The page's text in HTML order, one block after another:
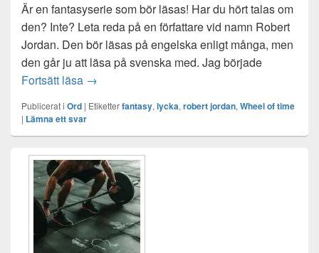
Är en fantasyserie som bör läsas! Har du hört talas om
den? Inte? Leta reda på en författare vid namn Robert
Jordan. Den bör läsas på engelska enligt många, men
den går ju att läsa på svenska med. Jag började
Fortsätt läsa Wheel of Time!
→
Publicerat i Ord | Etiketterfantasy,lycka,robert jordan,Wheel of time
| Lämna ett svar
Primära
sidofältet
Widget
område